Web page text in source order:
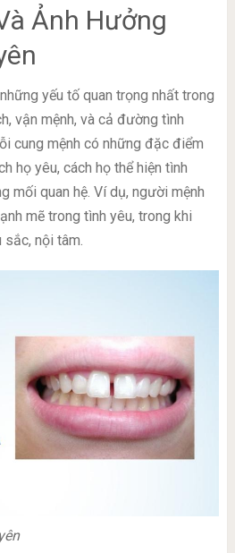
Ảnh Hưởng
yếu tố quan trọng nhất trong
vận mệnh, và cả đường tình
cung mệnh có những đặc điểm
họ yêu, cách họ thể hiện tình
mối quan hệ. Ví dụ, người mệnh
mẽ trong tình yêu, trong khi
nội tâm.